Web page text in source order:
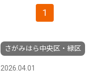
1
さがみはら中央区・緑区
2026.04.01